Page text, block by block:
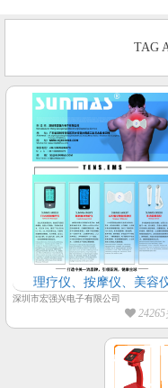
TAG
理疗仪、按摩仪、美容
深圳市宏强兴电子有限公司